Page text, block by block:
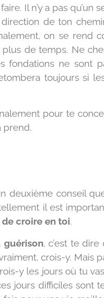
Il n’y a pas qu’un
direction de ton
on se rend
de temps. Ne
fondations ne sont
toujours si
pour te
prend.
deuxième conseil
il est
croire en toi.
guérison, c’est te
crois-y. Mais
y les jours où tu
jours difficiles sont